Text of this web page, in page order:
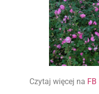
Czytaj więcej na FB